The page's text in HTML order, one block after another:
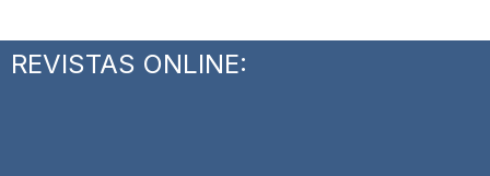
REVISTAS ONLINE: